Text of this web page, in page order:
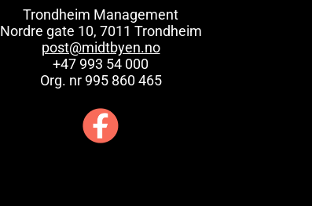
Trondheim Management
Nordre gate 10, 7011 Trondheim
post@midtbyen.no
+47 993 54 000
Org. nr 995 860 465